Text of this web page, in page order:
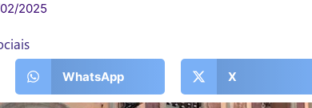
2025
WhatsApp X